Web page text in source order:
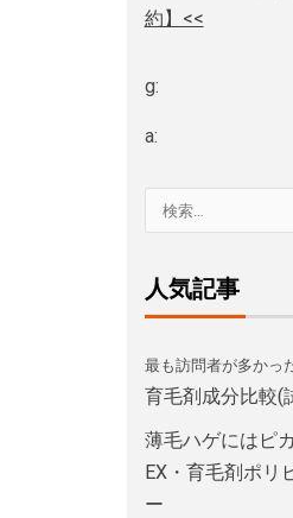
約】<<
g:
a:
人気記事
最も訪問者が多かっ
育毛剤成分比較(
薄毛ハゲにはピ
EX・育毛剤ポリ
ー